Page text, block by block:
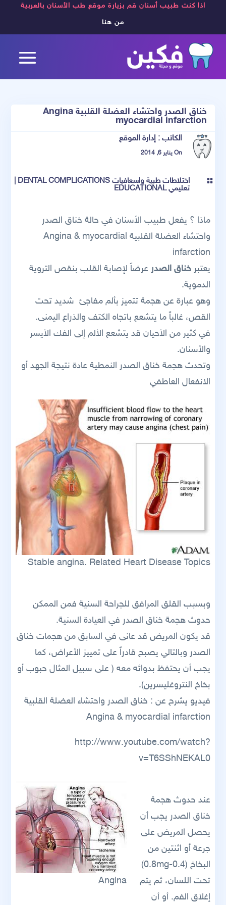
اذا كنت طبيب أسنان قم بزيارة موقع طب الأسنان بالعربية
من هنا
خناق الصدر واحتشاء العضلة القلبية Angina
myocardial infarction
الكاتب :إدارة الموقع
On يناير 6, 2014
 اختلاطات طبية واسعافيات DENTAL COMPLICATIONS
تعليمي EDUCATIONAL
ماذا ؟ يفعل طبيب الأسنان في حالة خناق الصدر
واحتشاء العضلة القلبية Angina & myocardial
infarction
يعتبرخناق الصدر عرضاً لإصابة القلب بنقص التروية
الدموية.
وهو عبارة عن هجمة تتميز بألم مفاجئ شديد تحت
القص، غالباً ما يتشعع باتجاه الكتف والذراع اليمنى.
في كثير من الأحيان قد يتشعع الألم إلى الفك الأيسر
والأسنان.
وتحدث هجمة خناق الصدر النمطية عادة نتيجة الجهد أو
الانفعال العاطفي
Stable angina. Related Heart Disease Topics
وبسبب القلق المرافق للجراحة السنية فمن الممكن
حدوث هجمة خناق الصدر في العيادة السنية.
قد يكون المريض قد عانى في السابق من هجمات خناق
الصدر وبالتالي يصبح قادراً على تمييز الأعراض، كما
يجب أن يحتفظ بدوائه معه ( على سبيل المثال حبوب أو
بخاخ النتروغليسرين).
فيديو يشرح عن : خناق الصدر واحتشاء العضلة القلبية
Angina & myocardial infarction
http://www.youtube.com/watch?
v=T6SShNEKAL0
Angina
عند حدوث هجمة
خناق الصدر يجب أن
يحصل المريض على
جرعة أو اثنتين من
البخاخ (0.4-0.8mg)
تحت اللسان، ثم يتم
إغلاق الفم. أو أن